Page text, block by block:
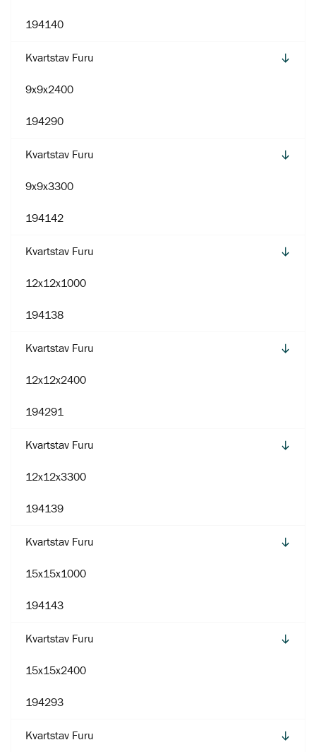
194140
Kvartstav Furu
9x9x2400
194290
Kvartstav Furu
9x9x3300
194142
Kvartstav Furu
12x12x1000
194138
Kvartstav Furu
12x12x2400
194291
Kvartstav Furu
12x12x3300
194139
Kvartstav Furu
15x15x1000
194143
Kvartstav Furu
15x15x2400
194293
Kvartstav Furu